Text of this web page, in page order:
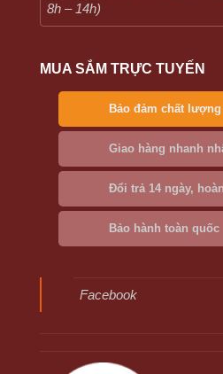
8h – 14h)
MUA SẮM TRỰC TUYẾN
Bảo đảm chất
Giao hàng nhanh
Đổi trả 14 ngày,
Bảo hành toàn quốc
Facebook